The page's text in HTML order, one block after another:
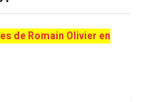
de Romain Olivier en